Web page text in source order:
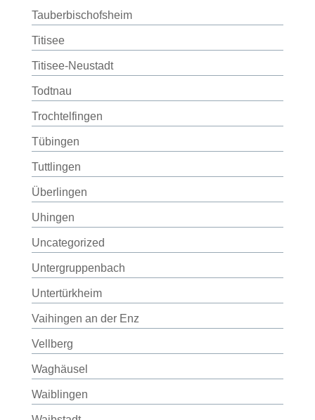
Tauberbischofsheim
Titisee
Titisee-Neustadt
Todtnau
Trochtelfingen
Tübingen
Tuttlingen
Überlingen
Uhingen
Uncategorized
Untergruppenbach
Untertürkheim
Vaihingen an der Enz
Vellberg
Waghäusel
Waiblingen